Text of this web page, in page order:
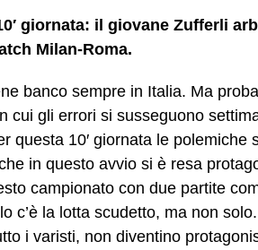
giornata: il giovane Zufferli
Milan-Roma.
banco sempre in Italia. Ma
cui gli errori si susseguono
questa 10′ giornata le
in questo avvio si è resa
campionato con due partite
c’è la lotta scudetto, ma non
i varisti, non diventino